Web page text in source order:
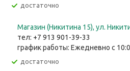
Достаточно
Магазин (Никитина 15), ул.
тел: +7 913 901-39-33
график работы: Ежедневно с
Достаточно